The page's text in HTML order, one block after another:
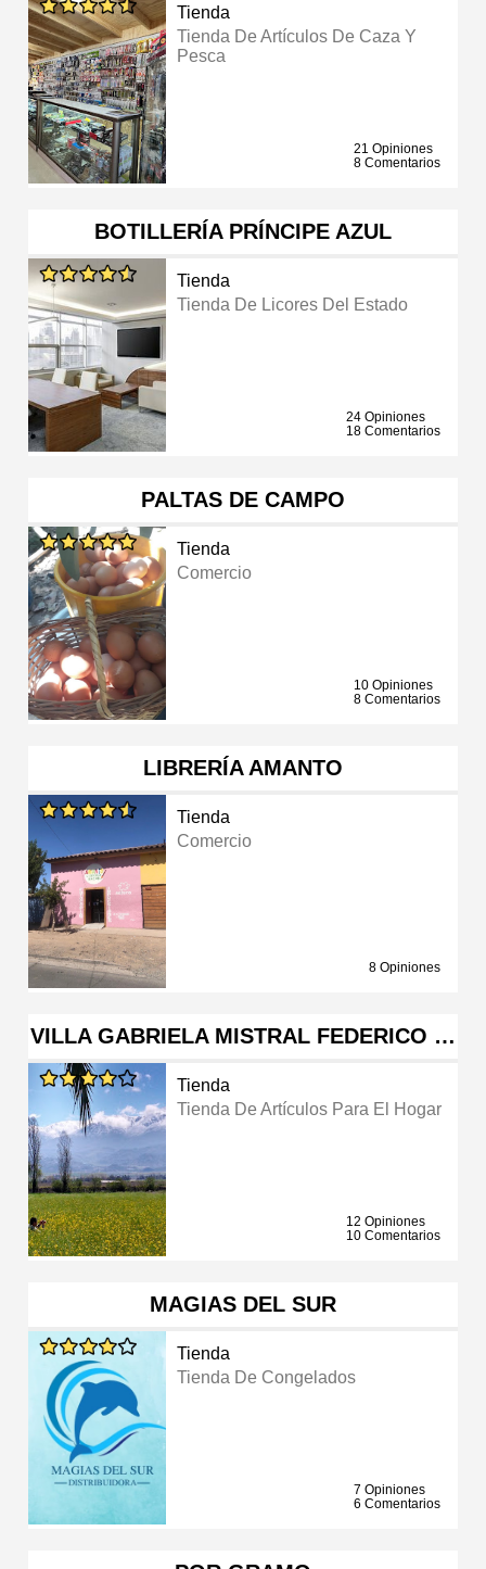
Tienda
Tienda De Artículos De Caza Y
Pesca
21 Opiniones
8 Comentarios
BOTILLERÍA PRÍNCIPE AZUL
Tienda
Tienda De Licores Del Estado
24 Opiniones
18 Comentarios
PALTAS DE CAMPO
Tienda
Comercio
10 Opiniones
8 Comentarios
LIBRERÍA AMANTO
Tienda
Comercio
8 Opiniones
VILLA GABRIELA MISTRAL FEDERICO …
Tienda
Tienda De Artículos Para El Hogar
12 Opiniones
10 Comentarios
MAGIAS DEL SUR
Tienda
Tienda De Congelados
7 Opiniones
6 Comentarios